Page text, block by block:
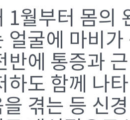
1월부터 몸의
얼굴에 마비
반에 통증과
하도 함께 나
을 겪는 등 신